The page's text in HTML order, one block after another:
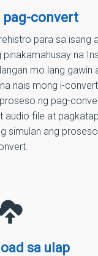
pag-convert
para sa isang
na
mo lang gawin
nais mong i-
ng pag-
audio file at
simulan ang
sa ulap